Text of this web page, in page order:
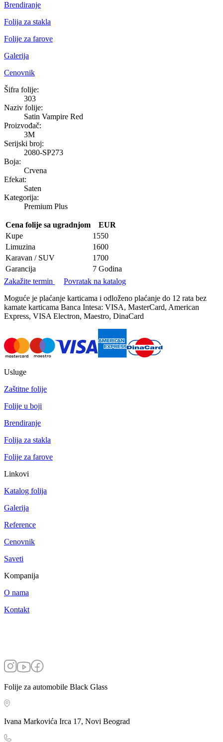
Brendiranje
Folija za stakla
Folije za farove
Galerija
Cenovnik
Satin Vampire Red
Šifra folije:
303
Naziv folije:
Satin Vampire Red
Proizvođač:
3M
Serijski broj:
2080-SP273
Boja:
Crvena
Efekat:
Saten
Kategorija:
Premium Plus
Cena folije sa ugradnjom
EUR
Kupe
1550
Limuzina
1600
Karavan / SUV
1700
Garancija
7 Godina
Zakažite termin
Povratak na katalog
Moguće je plaćanje karticama i odloženo plaćanje do 12 rata bez
kamate karticama Banca Intesa: VISA, MasterCard, American
Express, VISA Electron, Maestro, DinaCard
Usluge
Zaštitne folije
Folije u boji
Brendiranje
Folija za stakla
Folije za farove
Linkovi
Katalog folija
Galerija
Reference
Cenovnik
Saveti
Kompanija
O nama
Kontakt
Folije za automobile Black Glass
Ivana Markovića Irca 17, Novi Beograd